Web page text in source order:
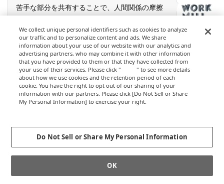
苦手な部分を共有することで、人間関係の摩擦
継続するには、「失敗を失敗にさせない」考
そうやって機嫌よく過ごせる働き方を見つけて
We collect unique personal identifiers such as cookies to analyze
our traffic and to personalize content and ads. We share
information about your use of our website with our analytics and
advertising partners, who may combine it with other information
that you have provided to them or that they have collected from
your use of their services. Please click "
here" to see more details
about how we use cookies and the retention period of each
cookie. You have the right to opt out of our sharing of your
information with our partners. Please click [Do Not Sell or Share
My Personal Information] to exercise your right.
Do Not Sell or Share My Personal Information
OK